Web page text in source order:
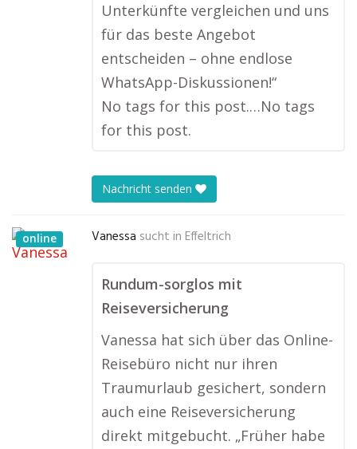
Unterkünfte vergleichen und uns
für das beste Angebot
entscheiden – ohne endlose
WhatsApp-Diskussionen!“
No tags for this post.…No tags
for this post.
Nachricht senden
online Vanessa sucht in Effeltrich
Rundum-sorglos mit
Reiseversicherung
Vanessa hat sich über das Online-
Reisebüro nicht nur ihren
Traumurlaub gesichert, sondern
auch eine Reiseversicherung
direkt mitgebucht. „Früher habe